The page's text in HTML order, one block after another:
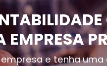
EMPRESA
empresa e tenha